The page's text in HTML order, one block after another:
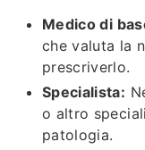
Medico di
che valuta la
prescriverlo.
Specialista:
o altro
patologia.